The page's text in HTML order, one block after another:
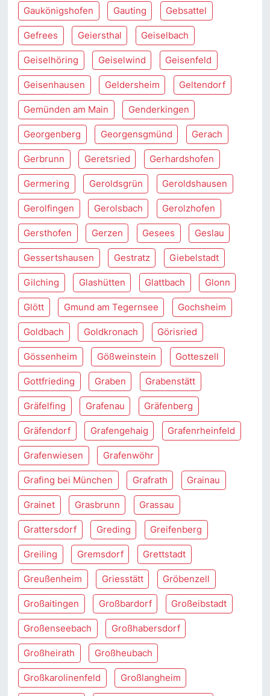
Gaukönigshofen Gauting Gebsattel
Gefrees Geiersthal Geiselbach
Geiselhöring Geiselwind Geisenfeld
Geisenhausen Geldersheim Geltendorf
Gemünden am Main Genderkingen
Georgenberg Georgensgmünd Gerach
Gerbrunn Geretsried Gerhardshofen
Germering Geroldsgrün Geroldshausen
Gerolfingen Gerolsbach Gerolzhofen
Gersthofen Gerzen Gesees Geslau
Gessertshausen Gestratz Giebelstadt
Gilching Glashütten Glattbach Glonn
Glött Gmund am Tegernsee Gochsheim
Goldbach Goldkronach Görisried
Gössenheim Gößweinstein Gotteszell
Gottfrieding Graben Grabenstätt
Gräfelfing Grafenau Gräfenberg
Gräfendorf Grafengehaig Grafenrheinfeld
Grafenwiesen Grafenwöhr
Grafing bei München Grafrath Grainau
Grainet Grasbrunn Grassau
Grattersdorf Greding Greifenberg
Greiling Gremsdorf Grettstadt
Greußenheim Griesstätt Gröbenzell
Großaitingen Großbardorf Großeibstadt
Großenseebach Großhabersdorf
Großheirath Großheubach
Großkarolinenfeld Großlangheim